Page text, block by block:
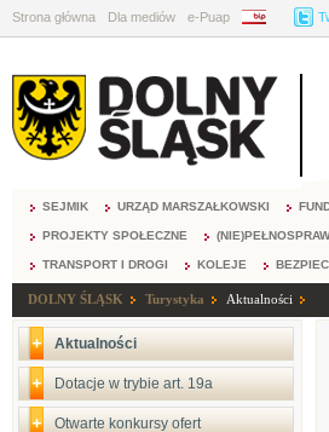
Strona główna Dla mediów e-Puap BIP
SEJMIK URZĄD MARSZAŁKOWSKI
PROJEKTY SPOŁECZNE
TRANSPORT I DROGI KOLEJE
DOLNY ŚLĄSK Turystyka Aktualności
Aktualności
Dotacje w trybie art. 19a
Otwarte konkursy ofert